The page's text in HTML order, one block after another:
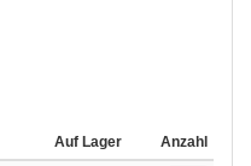
Auf Lager Anzahl